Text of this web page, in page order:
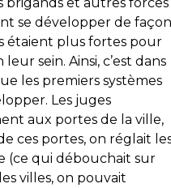
se développer de façon
étaient plus fortes pour
sein. Ainsi, c’est dans
les premiers systèmes
Les juges
aux portes de la ville,
ces portes, on réglait
(ce qui débouchait sur
villes, on pouvait